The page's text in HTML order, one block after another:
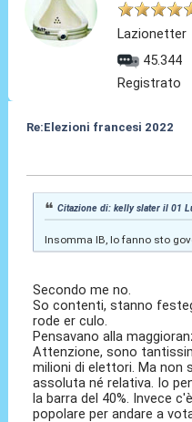
Lazionetter
45.344
Registrato
Re:Elezioni francesi 2022
Citazione di: kelly slater il 01
Insomma IB, lo fanno sto
Secondo me no.
So contenti, stanno
rode er culo.
Pensavano alla
Attenzione, sono
milioni di elettori. Ma non
assoluta né relativa. Io
la barra del 40%. Invece
popolare per andare a